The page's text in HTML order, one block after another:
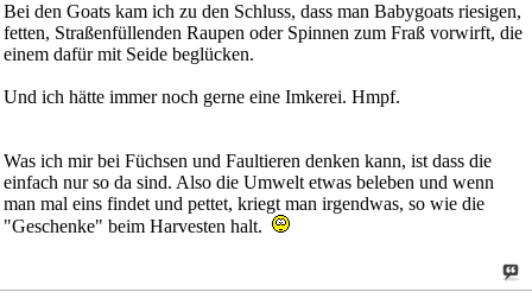
Bei den Goats kam ich zu den Schluss, dass man Babygoats riesigen,
fetten, Straßenfüllenden Raupen oder Spinnen zum Fraß vorwirft, die
einem dafür mit Seide beglücken.
Und ich hätte immer noch gerne eine Imkerei. Hmpf.
Was ich mir bei Füchsen und Faultieren denken kann, ist dass die
einfach nur so da sind. Also die Umwelt etwas beleben und wenn
man mal eins findet und pettet, kriegt man irgendwas, so wie die
"Geschenke" beim Harvesten halt.